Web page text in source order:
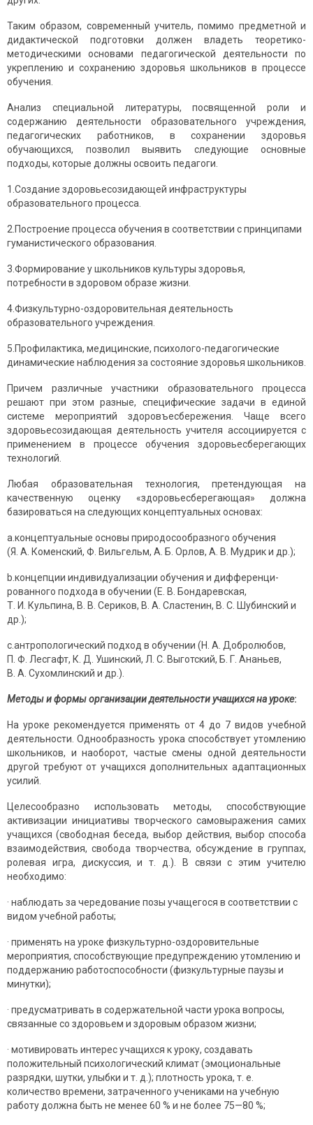
Таким образом, современный учитель, помимо предметной и
дидактической подготовки должен владеть теоретико-
методическими основами педагогической деятельности по
укреплению и сохранению здоровья школьников в процессе
обучения.
Анализ специальной литературы, посвященной роли и
содержанию деятельности образовательного учреждения,
педагогических работников, в сохранении здоровья
обучающихся, позволил выявить следующие основные
подходы, которые должны освоить педагоги.
1.Создание здоровьесозидающей инфраструктуры
образовательного процесса.
2.Построение процесса обучения в соответствии с принципами
гуманистического образования.
3.Формирование у школьников культуры здоровья,
потребности в здоровом образе жизни.
4.Физкультурно-оздоровительная деятельность
образовательного учреждения.
5.Профилактика, медицинские, психолого-педагогические
динамические наблюдения за состояние здоровья школьников.
Причем различные участники образовательного процесса
решают при этом разные, специфические задачи в единой
системе мероприятий здоровъесбережения. Чаще всего
здоровьесозидающая деятельность учителя ассоциируется с
применением в процессе обучения здоровьесберегающих
технологий.
Любая образовательная технология, претендующая на
качественную оценку «здоровьесберегающая» должна
базироваться на следующих концептуальных основах:
a.концептуальные основы природосообразного обучения
(Я. А. Коменский, Ф. Вильгельм, А. Б. Орлов, А. В. Мудрик и др.);
b.концепции индивидуализации обучения и дифференци­
рованного подхода в обучении (Е. В. Бондаревская,
Т. И. Кульпина, В. В. Сериков, В. А. Сластенин, В. С. Шубинский и
др.);
c.антропологический подход в обучении (Н. А. Добролюбов,
П. Ф. Лесгафт, К. Д. Ушинский, Л. С. Выготский, Б. Г. Ананьев,
В. А. Сухомлинский и др.).
Методы и формы организации деятельности учащихся на уроке:
На уроке рекомендуется применять от 4 до 7 видов учебной
деятельности. Однообразность урока способствует утомлению
школьников, и наоборот, частые смены одной деятельности
другой требуют от учащихся дополнительных адаптационных
усилий.
Целесообразно использовать методы, способствующие
активизации инициативы творческого самовыражения самих
учащихся (свободная беседа, выбор действия, выбор способа
взаимодействия, свобода творчества, обсуждение в группах,
ролевая игра, дискуссия, и т. д.). В связи с этим учителю
необходимо:
· наблюдать за чередование позы учащегося в соответствии с
видом учебной работы;
· применять на уроке физкультурно-оздоровительные
мероприятия, способствующие предупреждению утомлению и
поддержанию работоспособности (физкультурные паузы и
минутки);
· предусматривать в содержательной части урока вопросы,
связанные со здоровьем и здоровым образом жизни;
· мотивировать интерес учащихся к уроку, создавать
положительный психологический климат (эмоциональные
разрядки, шутки, улыбки и т. д.); плотность урока, т. е.
количество времени, затраченного учениками на учебную
работу должна быть не менее 60 % и не более 75—80 %;